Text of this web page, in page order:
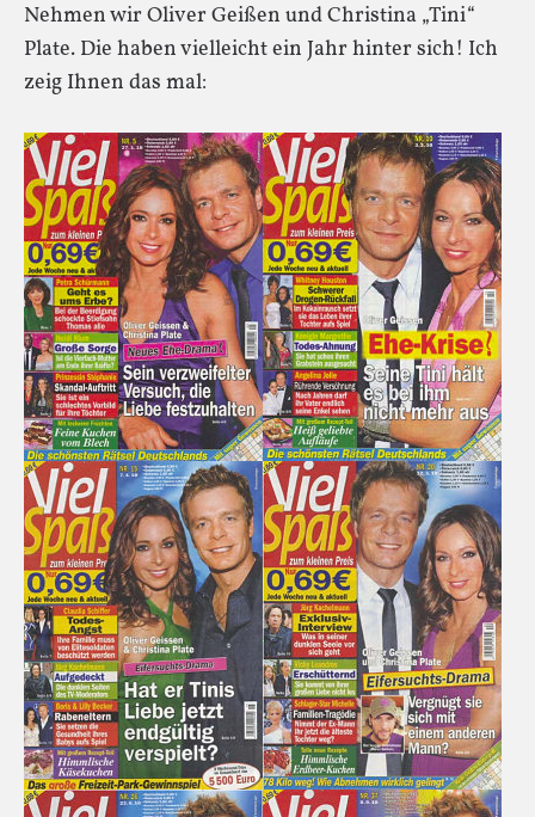
Nehmen wir Oliver Geißen und Christina „Tini“
Plate. Die haben vielleicht ein Jahr hinter sich! Ich
zeig Ihnen das mal: